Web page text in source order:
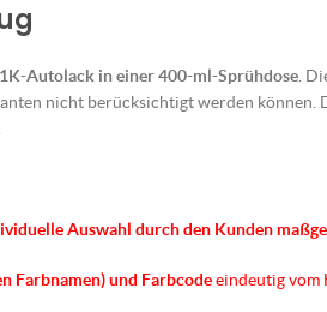
Autolack in einer 400-ml-Sprühdose .
nicht berücksichtigt werden
Auswahl durch den Kunden
Farbnamen) und Farbcodeeindeutig vom